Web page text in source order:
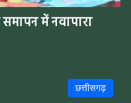
समापन में नवापारा
छत्तीसगढ़